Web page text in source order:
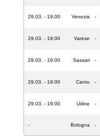
29.03. - 19:00 Venezia -
29.03. - 19:00 Varese -
29.03. - 19:00 Sassari -
29.03. - 19:00 Cantu -
29.03. - 19:00 Udine -
- Bologna -